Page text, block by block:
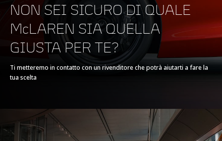
NON SEI SICURO DI QUALE
McLAREN SIA QUELLA
GIUSTA PER TE?
Ti metteremo in contatto con un rivenditore che potrà aiutarti a fare la
tua scelta